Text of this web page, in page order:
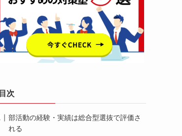
目次
部活動の経験・実績は総合型選抜で評価さ
れる